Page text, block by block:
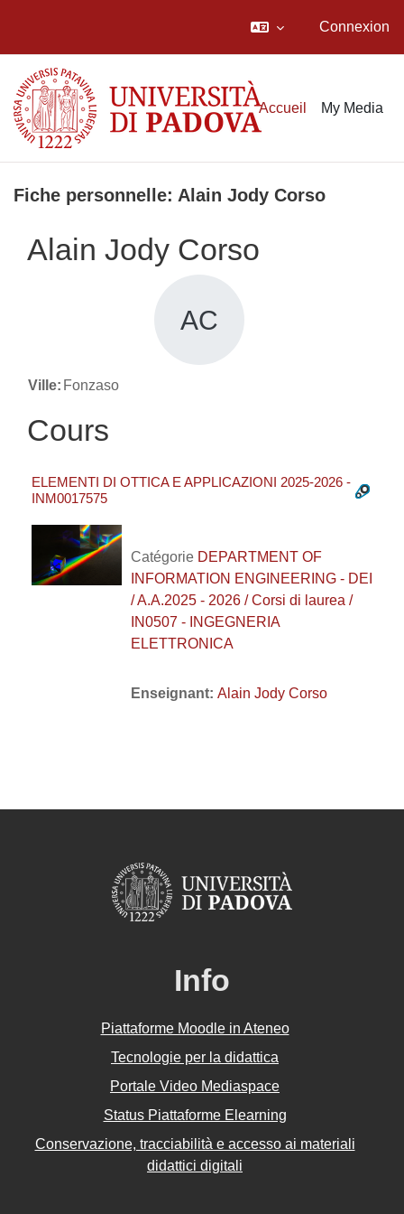
Connexion
Accueil My Media
Fiche personnelle: Alain Jody Corso
Alain Jody Corso
AC
Ville: Fonzaso
Cours
ELEMENTI DI OTTICA E APPLICAZIONI 2025-2026 -
INM0017575
Catégorie DEPARTMENT OF
INFORMATION ENGINEERING - DEI
/ A.A.2025 - 2026 / Corsi di laurea /
IN0507 - INGEGNERIA
ELETTRONICA
Enseignant: Alain Jody Corso
Info
Piattaforme Moodle in Ateneo
Tecnologie per la didattica
Portale Video Mediaspace
Status Piattaforme Elearning
Conservazione, tracciabilità e accesso ai materiali
didattici digitali